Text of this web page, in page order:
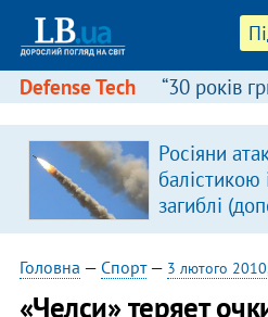
Defense Tech “30 років
Росіяни
балістикою
загиблі
Головна — Спорт— 3 лютого 2010
«Челси» теряет